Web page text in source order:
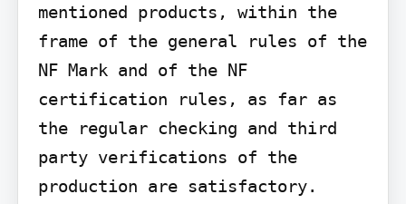
mentioned products, within the
frame of the general rules of the
NF Mark and of the NF
certification rules, as far as
the regular checking and third
party verifications of the
production are satisfactory.